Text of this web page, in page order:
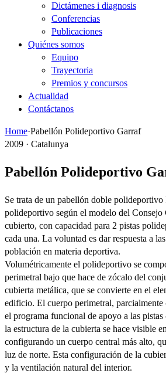
Dictámenes i diagnosis
Conferencias
Publicaciones
Quiénes somos
Equipo
Trayectoria
Premios y concursos
Actualidad
Contáctanos
Home·Pabellón Polideportivo Garraf
2009 · Catalunya
Pabellón Polideportivo
Se trata de un pabellón doble
polideportivo según el modelo del Consejo
cubierto, con capacidad para 2 pistas
cada una. La voluntad es dar respuesta a
población en materia deportiva.
Volumétricamente el polideportivo se
perimetral bajo que hace de zócalo del
cubierta metálica, que se convierte en el
edificio. El cuerpo perimetral, parcialmente
el programa funcional de apoyo a las
la estructura de la cubierta se hace visible
configurando un cuerpo central más alto,
luz de norte. Esta configuración de la
y la ventilación natural del interior.